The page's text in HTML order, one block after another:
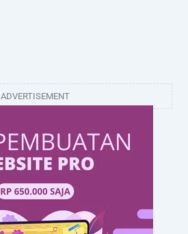
ADVERTISEMENT